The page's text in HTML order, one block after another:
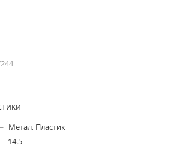
Метал, Пластик
14.5